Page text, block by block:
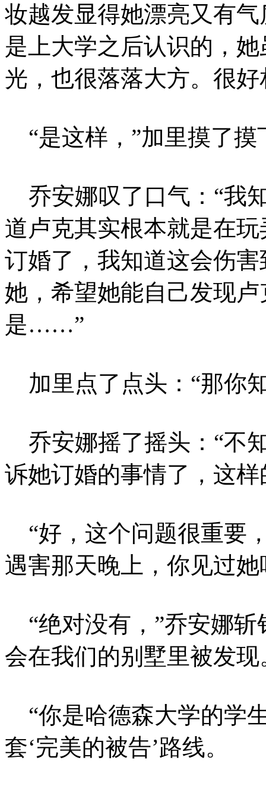
妆越发显得她漂亮又有
是上大学之后认识的，
光，也很落落大方。很
“是这样，”加里摸了摸
乔安娜叹了口气：“我
道卢克其实根本就是在
订婚了，我知道这会伤
她，希望她能自己发现
是……”
加里点了点头：“那你
乔安娜摇了摇头：“不
诉她订婚的事情了，这
“好，这个问题很重要
遇害那天晚上，你见过她
“绝对没有，”乔安娜斩
会在我们的别墅里被发现
“你是哈德森大学的学
套‘完美的被告’路线。